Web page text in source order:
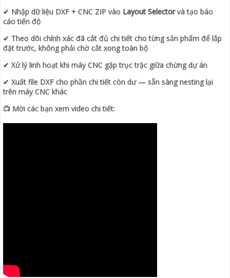
✔ Nhập dữ liệu DXF + CNC ZIP vào Layout Selectorvà tạo báo
cáo tiến độ
✔ Theo dõi chính xác đã cắt đủ chi tiết cho từng sản phẩm để lắp
đặt trước, không phải chờ cắt xong toàn bộ
✔ Xử lý linh hoạt khi máy CNC gặp trục trặc giữa chừng dự án
✔ Xuất file DXF cho phần chi tiết còn dư — sẵn sàng nesting lại
trên máy CNC khác
📺 Mời các bạn xem video chi tiết: